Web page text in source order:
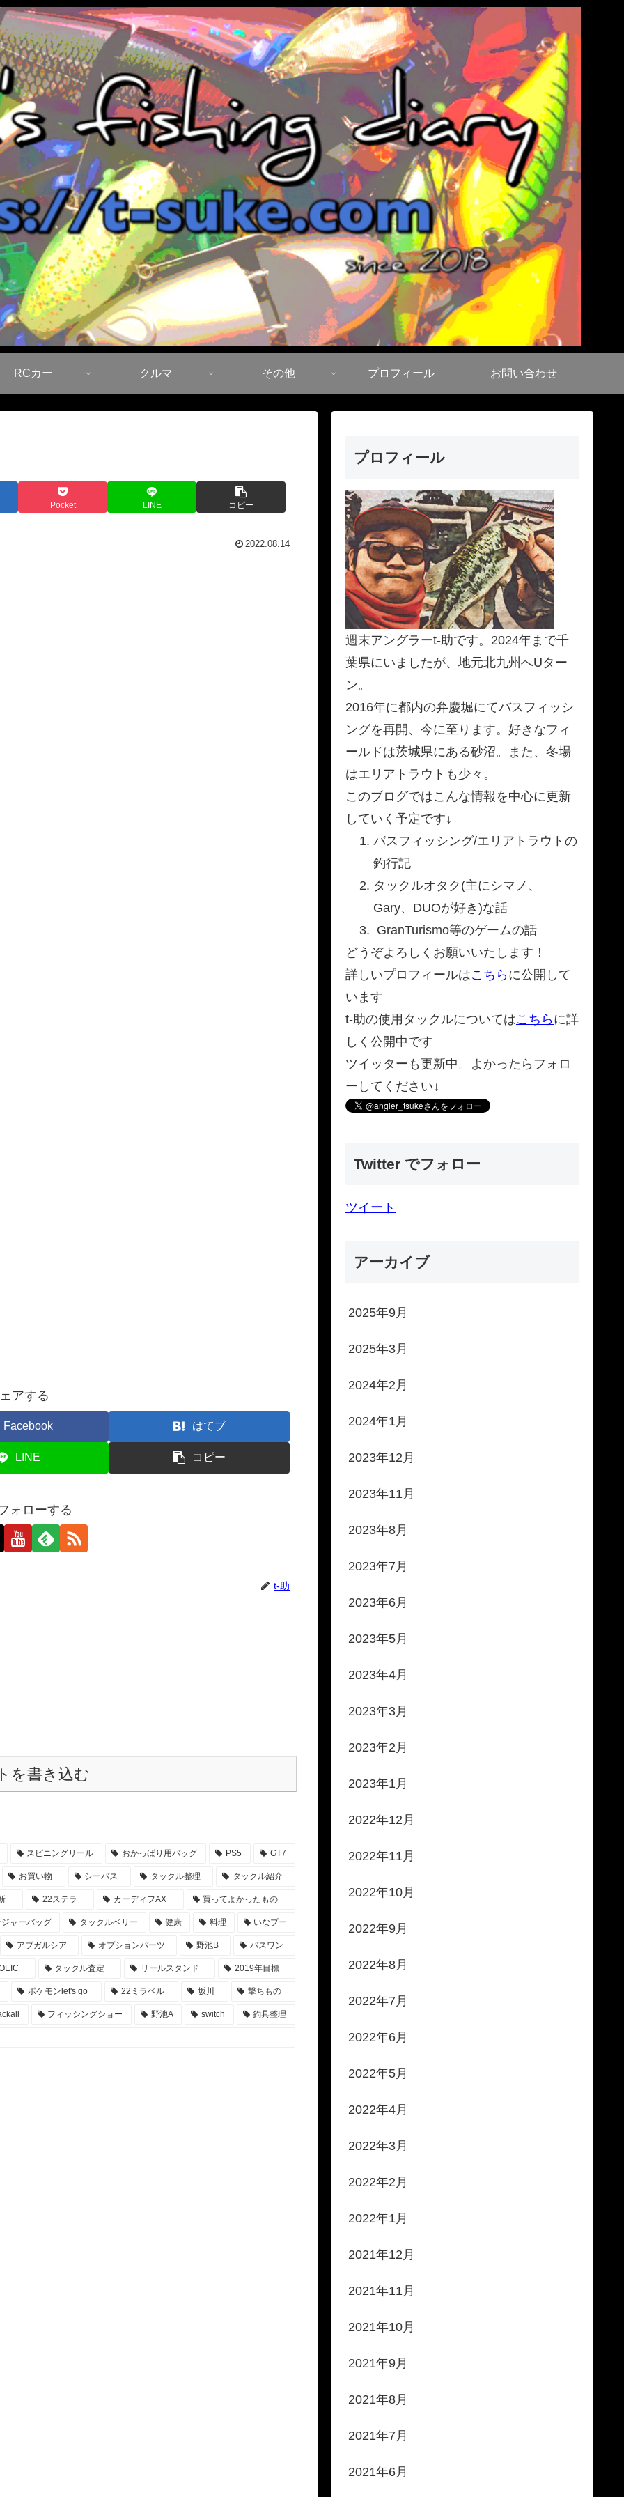
RCカー クルマ その他 プロフィール お問い合わせ
Pocket LINE コピー
2022.08.14
アする
Facebook はてブ
LINE コピー
ォローする
t-助
を書き込む
スピニングリール おかっぱり用バッグ PS5 GT7
お買い物 シーバス タックル整理 タックル紹介
22ステラ カーディフAX 買ってよかったもの
ャーバッグ タックルベリー 健康 料理 いなプー
アブガルシア オプションパーツ 野池B バスワン
タックル査定 リールスタンド 2019年目標
ポケモンlet's go 22ミラベル 坂川 撃ちもの
フィッシングショー 野池A switch 釣具整理
プロフィール
週末アングラーt-助です。2024年まで千
葉県にいましたが、地元北九州へUター
ン。
2016年に都内の弁慶堀にてバスフィッシ
ングを再開、今に至ります。好きなフィ
ールドは茨城県にある砂沼。また、冬場
はエリアトラウトも少々。
このブログではこんな情報を中心に更新
していく予定です↓
バスフィッシング/エリアトラウトの
釣行記
タックルオタク(主にシマノ、
Gary、DUOが好き)な話
GranTurismo等のゲームの話
どうぞよろしくお願いいたします！
詳しいプロフィールはこちらに公開して
います
t-助の使用タックルについてはこちらに詳
しく公開中です
ツイッターも更新中。よかったらフォロ
ーしてください↓
Twitter でフォロー
ツイート
アーカイブ
2025年9月
2025年3月
2024年2月
2024年1月
2023年12月
2023年11月
2023年8月
2023年7月
2023年6月
2023年5月
2023年4月
2023年3月
2023年2月
2023年1月
2022年12月
2022年11月
2022年10月
2022年9月
2022年8月
2022年7月
2022年6月
2022年5月
2022年4月
2022年3月
2022年2月
2022年1月
2021年12月
2021年11月
2021年10月
2021年9月
2021年8月
2021年7月
2021年6月